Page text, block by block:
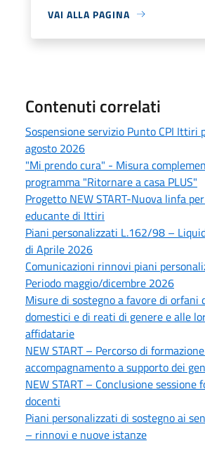
VAI ALLA PAGINA
Contenuti correlati
Sospensione servizio Punto CPI Ittiri
agosto 2026
"Mi prendo cura" - Misura
programma "Ritornare a casa PLUS"
Progetto NEW START-Nuova linfa
educante di Ittiri
Piani personalizzati L.162/98 –
di Aprile 2026
Comunicazioni rinnovi piani
Periodo maggio/dicembre 2026
Misure di sostegno a favore di orfani
domestici e di reati di genere e alle
affidatarie
NEW START – Percorso di
accompagnamento a supporto dei
NEW START – Conclusione sessione
docenti
Piani personalizzati di sostegno ai
– rinnovi e nuove istanze